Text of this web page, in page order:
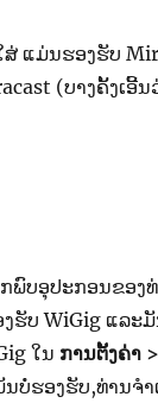
ແມ່ນຮອງຮັບ
(ບາງຄັ້ງເອີ້
ບອຸປະກອນຂອງ
ຮັບ WiGig ແລະ
ໃນ ການ​ຕັ້ງ​ຄ່າ
ບໍ່ຮອງຮັບ,​ທ່ານຈຳ